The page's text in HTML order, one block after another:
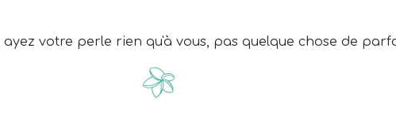
ayez votre perle rien qu'à vous, pas quelque chose de